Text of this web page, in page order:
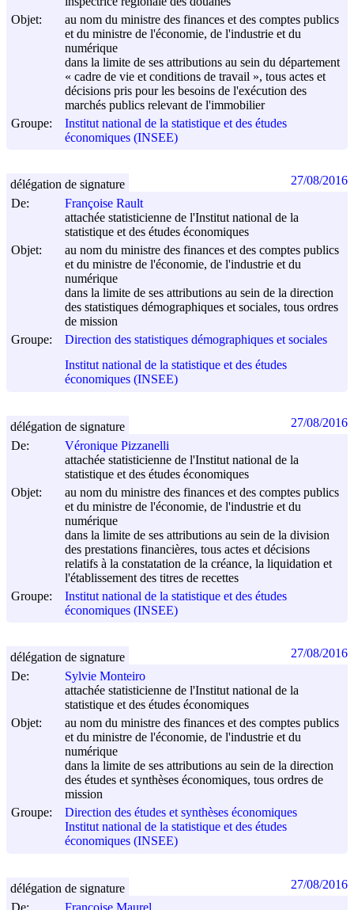
Objet:
au nom du ministre des finances et des comptes publics
et du ministre de l'économie, de l'industrie et du
numérique
dans la limite de ses attributions au sein du département
« cadre de vie et conditions de travail », tous actes et
décisions pris pour les besoins de l'exécution des
marchés publics relevant de l'immobilier
Groupe:
Institut national de la statistique et des études
économiques (INSEE)
De:
Françoise Rault
attachée statisticienne de l'Institut national de la
statistique et des études économiques
Objet:
au nom du ministre des finances et des comptes publics
et du ministre de l'économie, de l'industrie et du
numérique
dans la limite de ses attributions au sein de la direction
des statistiques démographiques et sociales, tous ordres
de mission
Groupe:
Direction des statistiques démographiques et sociales
Institut national de la statistique et des études
économiques (INSEE)
délégation de signature 27/08/2016
De:
Véronique Pizzanelli
attachée statisticienne de l'Institut national de la
statistique et des études économiques
Objet:
au nom du ministre des finances et des comptes publics
et du ministre de l'économie, de l'industrie et du
numérique
dans la limite de ses attributions au sein de la division
des prestations financières, tous actes et décisions
relatifs à la constatation de la créance, la liquidation et
l'établissement des titres de recettes
Groupe:
Institut national de la statistique et des études
économiques (INSEE)
délégation de signature 27/08/2016
De:
Sylvie Monteiro
attachée statisticienne de l'Institut national de la
statistique et des études économiques
Objet:
au nom du ministre des finances et des comptes publics
et du ministre de l'économie, de l'industrie et du
numérique
dans la limite de ses attributions au sein de la direction
des études et synthèses économiques, tous ordres de
mission
Groupe:
Direction des études et synthèses économiques
Institut national de la statistique et des études
économiques (INSEE)
délégation de signature 27/08/2016
De:
délégation de signature 27/08/2016